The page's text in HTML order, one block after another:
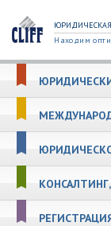
Находим